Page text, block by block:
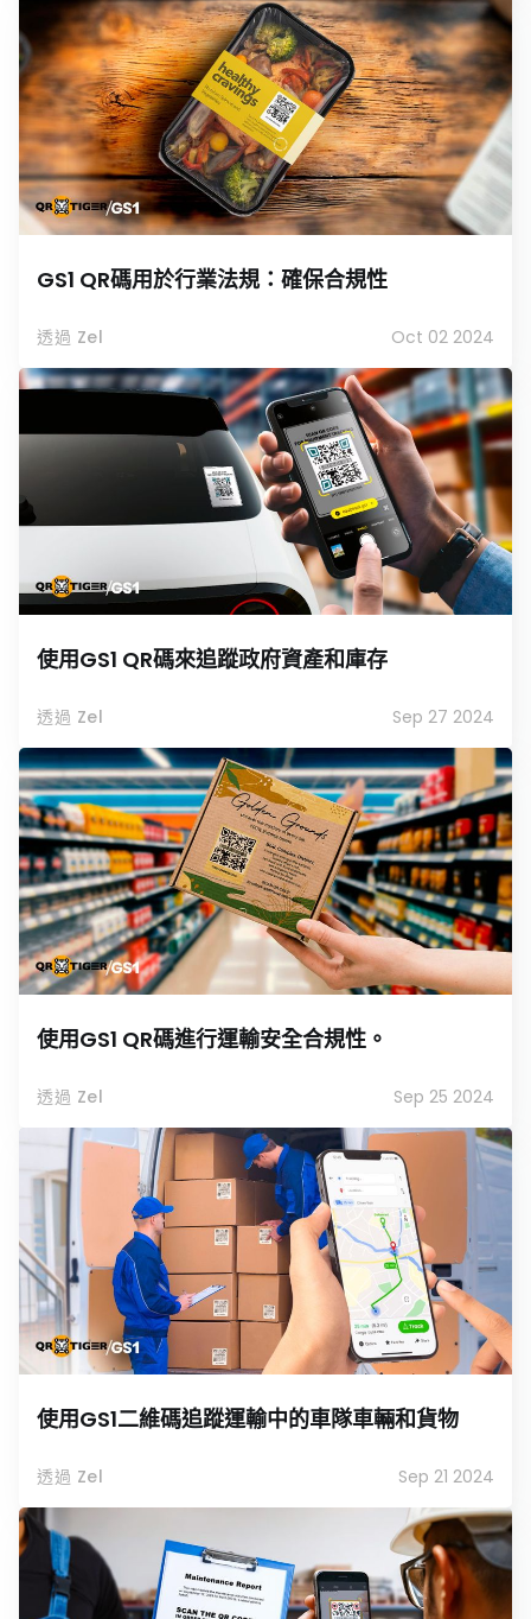
GS1 QR碼用於行業法規：確保合規性
透過 Zel Oct 02 2024
使用GS1 QR碼來追蹤政府資產和庫存
透過 Zel Sep 27 2024
使用GS1 QR碼進行運輸安全合規性。
透過 Zel Sep 25 2024
使用GS1二維碼追蹤運輸中的車隊車輛和貨物
透過 Zel Sep 21 2024